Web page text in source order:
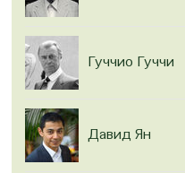
Гуччио Гуччи
Давид Ян